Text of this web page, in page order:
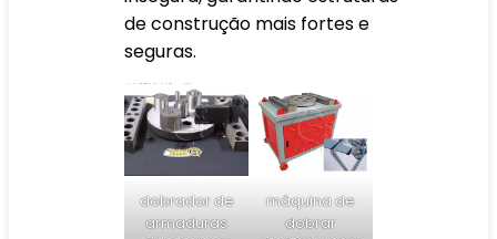
de construção mais fortes e
seguras.
dobrador de
armaduras
máquina de
dobrar